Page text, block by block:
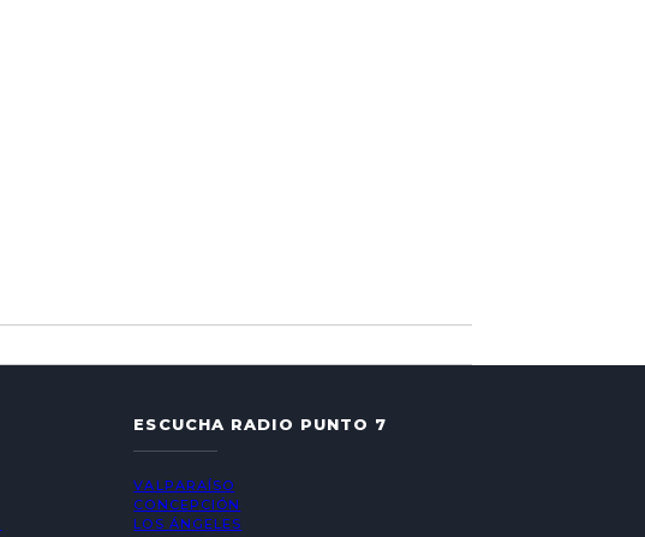
ESCUCHA RADIO PUNTO 7
VALPARAÍSO
CONCEPCIÓN
LOS ÁNGELES